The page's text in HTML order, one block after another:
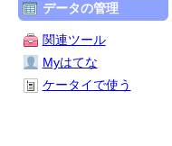
データの管理
関連ツール
Myはてな
ケータイで使う